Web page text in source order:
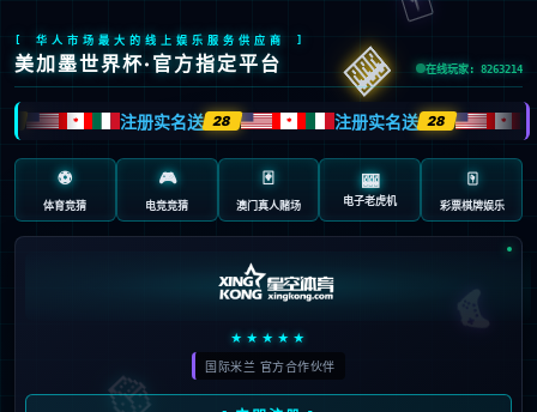
返回首页 返回上一页